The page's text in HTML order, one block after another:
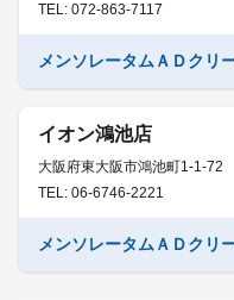
TEL: 072-863-7117
メンソレータムＡＤク
イオン鴻池店
大阪府東大阪市鴻池町1-1-72
TEL: 06-6746-2221
メンソレータムＡＤク